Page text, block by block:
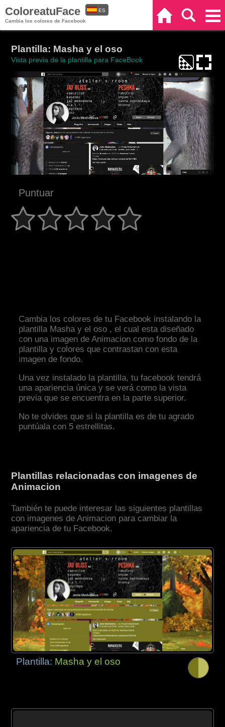
ColoreatuFace
Cambia los colores de Facebook
ES
Plantilla: Masha y el oso
Vista previa de la plantilla para FaceBook
Puntuar
Cambia los colores de tu Facebook instalando la
plantilla Masha y el oso , el cual esta diseñado
con una imagen de Animacion como fondo de la
plantilla y colores que contrastan con esta
imagen de fondo.
Una vez instalado la plantilla, tu facebook tendrá
una apariencia única y se verá como la vista
previa que se encuentra en la parte superior.
No te olvides que si la plantilla es de tu agrado
puntúala con 5 estrellitas.
Plantillas relacionadas con imagenes de
Animacion
También te puede interesar las siguientes plantillas
con imagenes de Animacion para cambiar la
apariencia de tu Facebook.
Plantilla: Masha y el oso